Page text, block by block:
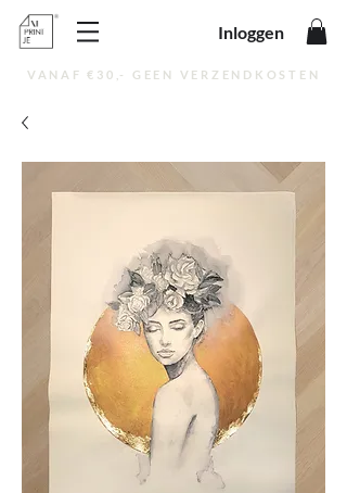
Inloggen
VANAF €30,- GEEN VERZENDKOSTEN